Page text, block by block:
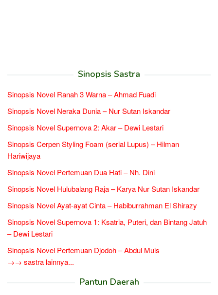
Sinopsis Sastra
Sinopsis Novel Ranah 3 Warna – Ahmad Fuadi
Sinopsis Novel Neraka Dunia – Nur Sutan Iskandar
Sinopsis Novel Supernova 2: Akar – Dewi Lestari
Sinopsis Cerpen Styling Foam (serial Lupus) – Hilman
Hariwijaya
Sinopsis Novel Pertemuan Dua Hati – Nh. Dini
Sinopsis Novel Hulubalang Raja – Karya Nur Sutan Iskandar
Sinopsis Novel Ayat-ayat Cinta – Habiburrahman El Shirazy
Sinopsis Novel Supernova 1: Ksatria, Puteri, dan Bintang Jatuh
– Dewi Lestari
Sinopsis Novel Pertemuan Djodoh – Abdul Muis
→→ sastra lainnya...
Pantun Daerah